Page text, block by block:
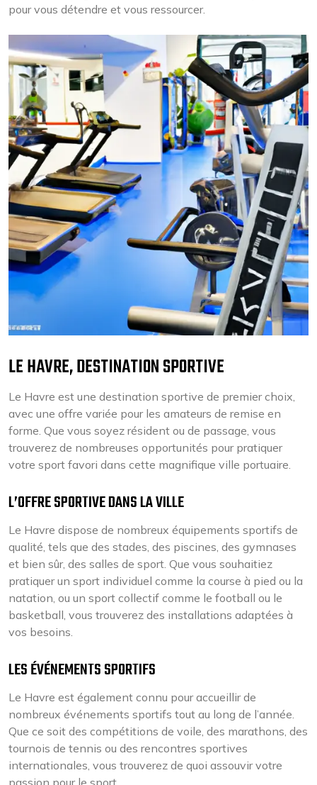
pour vous détendre et vous ressourcer.
LE HAVRE, DESTINATION SPORTIVE
Le Havre est une destination sportive de premier choix,
avec une offre variée pour les amateurs de remise en
forme. Que vous soyez résident ou de passage, vous
trouverez de nombreuses opportunités pour pratiquer
votre sport favori dans cette magnifique ville portuaire.
L’OFFRE SPORTIVE DANS LA VILLE
Le Havre dispose de nombreux équipements sportifs de
qualité, tels que des stades, des piscines, des gymnases
et bien sûr, des salles de sport. Que vous souhaitiez
pratiquer un sport individuel comme la course à pied ou la
natation, ou un sport collectif comme le football ou le
basketball, vous trouverez des installations adaptées à
vos besoins.
LES ÉVÉNEMENTS SPORTIFS
Le Havre est également connu pour accueillir de
nombreux événements sportifs tout au long de l’année.
Que ce soit des compétitions de voile, des marathons, des
tournois de tennis ou des rencontres sportives
internationales, vous trouverez de quoi assouvir votre
passion pour le sport.